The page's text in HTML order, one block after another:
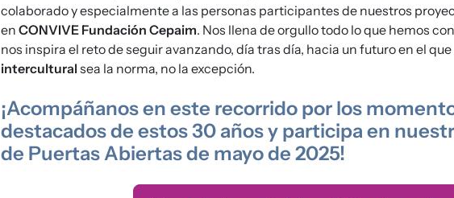
colaborado y especialmente a las personas participantes de nuestros
en CONVIVE Fundación Cepaim. Nos llena de orgullo todo lo que hemos
nos inspira el reto de seguir avanzando, día tras día, hacia un futuro en el que
intercultural sea la norma, no la excepción.
¡Acompáñanos en este recorrido por los
destacados de estos 30 años y participa en
de Puertas Abiertas de mayo de 2025!